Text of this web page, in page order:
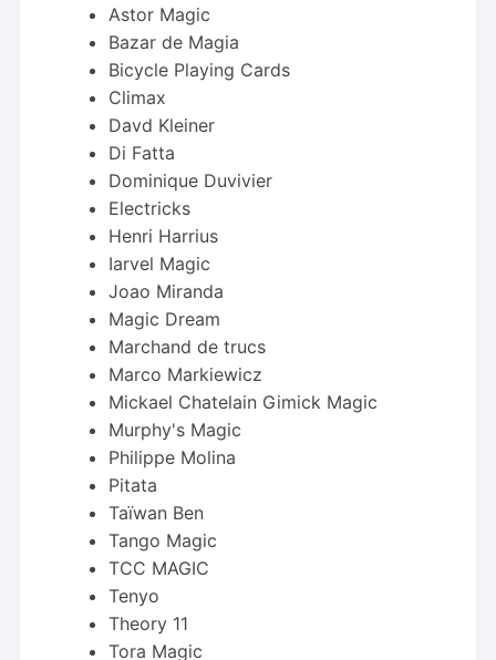
Astor Magic
Bazar de Magia
Bicycle Playing Cards
Climax
Davd Kleiner
Di Fatta
Dominique Duvivier
Electricks
Henri Harrius
Iarvel Magic
Joao Miranda
Magic Dream
Marchand de trucs
Marco Markiewicz
Mickael Chatelain Gimick Magic
Murphy's Magic
Philippe Molina
Pitata
Taïwan Ben
Tango Magic
TCC MAGIC
Tenyo
Theory 11
Tora Magic